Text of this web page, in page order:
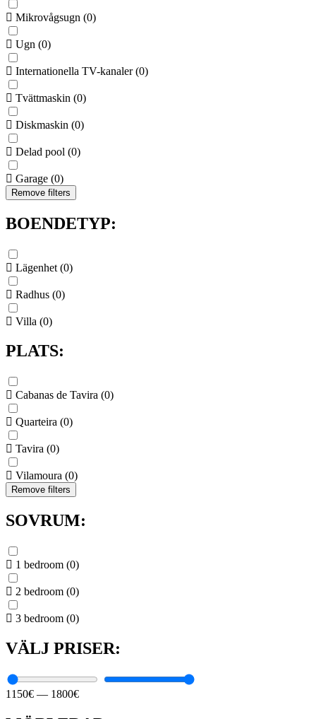
Mikrovågsugn (0)
Ugn (0)
Internationella TV-kanaler (0)
Tvättmaskin (0)
Diskmaskin (0)
Delad pool (0)
Garage (0)
Remove filters
BOENDETYP:
Lägenhet (0)
Radhus (0)
Villa (0)
PLATS:
Cabanas de Tavira (0)
Quarteira (0)
Tavira (0)
Vilamoura (0)
Remove filters
SOVRUM:
1 bedroom (0)
2 bedroom (0)
3 bedroom (0)
VÄLJ PRISER:
1150€ — 1800€